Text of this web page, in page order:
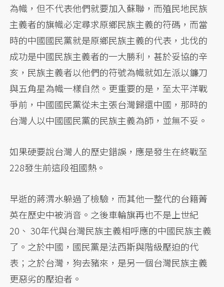
為幟，但不代表他們就要加入蘇聯，而殖民地民族
主義者的旗幟必定尋求原鄉民族主義的符碼，而當
時的中國國民黨就是原鄉民族主義的代表，北伐的
成功是中國民族主義者的一大勝利，甚於妥協的辛
亥，民族主義者以他們的符號為幟就如左派以鐮刀
與五角星為幟一樣自然。更重要的是，至太平洋戰
爭前，中國國民黨從未主張台灣歸還中國，那時的
台灣人以中國國民黨的民族主義為師，並無不妥。
如果硬要說台灣人的歷史錯誤，應是發生在終戰至
228發生前這段祖國熱。
早逝的蔣渭水躲過了檢驗，而其他一整代的台籍菁
英在歷史中被消音。之後車輪旗再也不是上世紀
20、 30年代與台灣民族主義相呼應的中國民族主義
了。之於中國，國民黨是法西斯與階級壓迫的代
表；之於台灣，狗去豬來，是另一個台灣民族主義
更惡劣的壓迫者。